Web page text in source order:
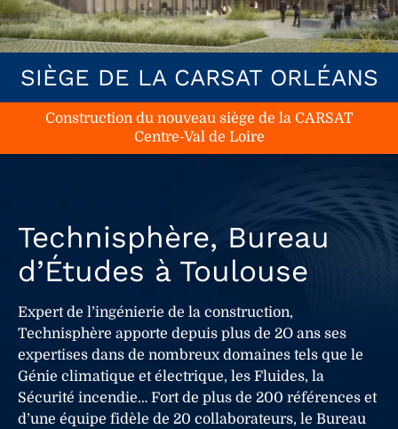
SIÈGE DE LA CARSAT ORLÉANS
Construction du nouveau siège de la CARSAT
Centre-Val de Loire
Technisphère, Bureau
d’Études à Toulouse
Expert de l’ingénierie de la construction,
Technisphère apporte depuis plus de 2O ans ses
expertises dans de nombreux domaines tels que le
Génie climatique et électrique, les Fluides, la
Sécurité incendie… Fort de plus de 200 références et
d’une équipe fidèle de 20 collaborateurs, le Bureau